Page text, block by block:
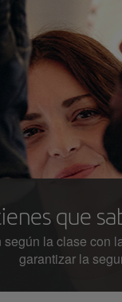
que
la clase
garantizar la